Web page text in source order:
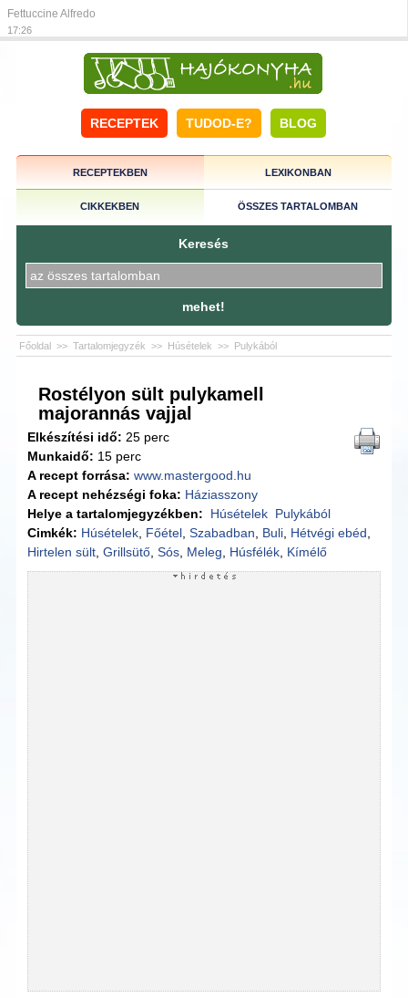
Fettuccine Alfredo
17:26
RECEPTEK TUDOD-E? BLOG
RECEPTEKBEN LEXIKONBAN
CIKKEKBEN ÖSSZES TARTALOMBAN
Keresés
mehet!
Főoldal >> Tartalomjegyzék >> Húsételek >> Pulykából
Rostélyon sült pulykamell
majorannás vajjal
Elkészítési idő: 25 perc
Munkaidő: 15 perc
A recept forrása: www.mastergood.hu
A recept nehézségi foka: Háziasszony
Helye a tartalomjegyzékben:
Húsételek Pulykából
Cimkék: Húsételek Főétel ,Szabadban Buli Hétvégi ebéd
Hirtelen sült ,Grillsütő ,Sós Meleg Húsfélék Kímélő